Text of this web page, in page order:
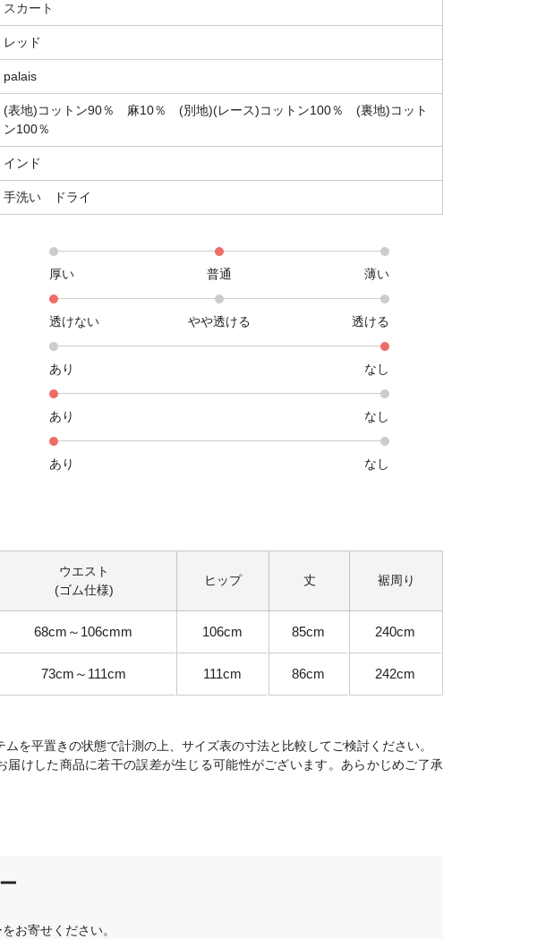
スカート
レッド
palais
(表地)コットン90％ 麻10％ (別地)(レース)コットン100％ (裏地)コット
ン100％
インド
手洗い ドライ
厚い 普通 薄い
透けない やや透ける 透ける
あり なし
あり なし
あり なし
ウエスト
(ゴム仕様)
ヒップ 丈 裾周り
68cm～106cmm 106cm 85cm 240cm
73cm～111cm 111cm 86cm 242cm
を平置きの状態で計測の上、サイズ表の寸法と比較してご検討ください。
届けした商品に若干の誤差が生じる可能性がございます。あらかじめご了承
お寄せください。